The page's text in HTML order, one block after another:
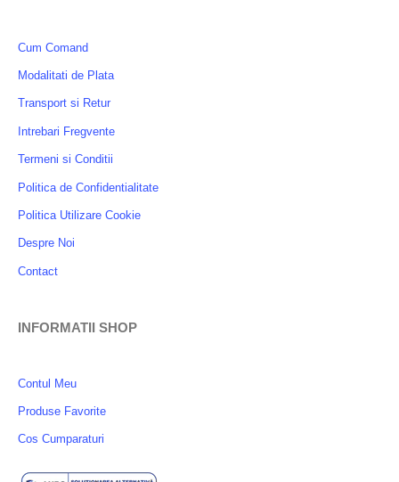
Cum Comand
Modalitati de Plata
Transport si Retur
Intrebari Fregvente
Termeni si Conditii
Politica de Confidentialitate
Politica Utilizare Cookie
Despre Noi
Contact
INFORMATII SHOP
Contul Meu
Produse Favorite
Cos Cumparaturi